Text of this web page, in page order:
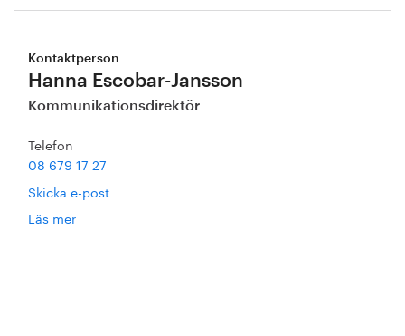
Kontaktperson
Hanna Escobar-Jansson
Kommunikationsdirektör
Telefon
08 679 17 27
Skicka e-post
Läs mer